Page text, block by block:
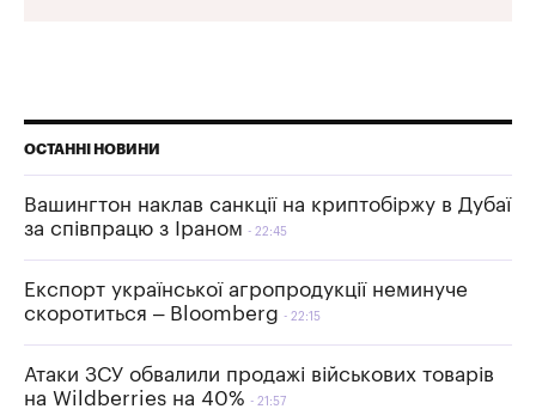
ОСТАННІ НОВИНИ
Вашингтон наклав санкції на криптобіржу в Дубаї
за співпрацю з Іраном
22:45
Експорт української агропродукції неминуче
скоротиться – Bloomberg
22:15
Атаки ЗСУ обвалили продажі військових товарів
на Wildberries на 40%
21:57